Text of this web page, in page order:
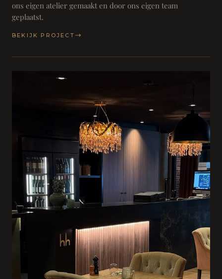
ons eigen atelier gemaakt en door ons eigen team
geplaatst.
BEKIJK PROJECT